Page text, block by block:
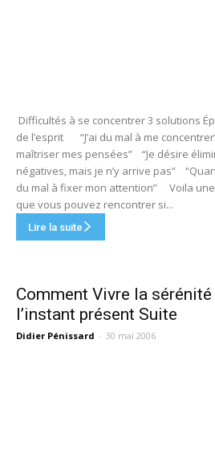
Difficultés à se concentrer 3 solutions
de l’esprit “J’ai du mal à me
maîtriser mes pensées” “Je désire
négatives, mais je n’y arrive pas”
du mal à fixer mon attention” Voila
que vous pouvez rencontrer si...
Lire la suite
Comment Vivre la sérénité
l’instant présent Suite
Didier Pénissard - 30 mai 2006